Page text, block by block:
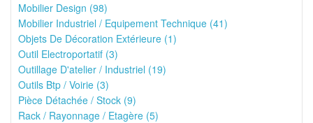
Mobilier Design (98)
Mobilier Industriel / Equipement Technique (41)
Objets De Décoration Extérieure (1)
Outil Electroportatif (3)
Outillage D'atelier / Industriel (19)
Outils Btp / Voirie (3)
Pièce Détachée / Stock (9)
Rack / Rayonnage / Etagère (5)